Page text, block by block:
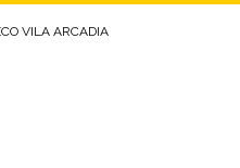
VILA ARCADIA